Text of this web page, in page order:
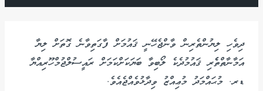
ދިވެހި ލިޔުންތެރިން ވާންޖެހޭނީ ޤައުމަށް ފާގަތިވާނެ ގޮތަށް ލިޔާ
އަމާނާތްތެެރި ޤައުމުދެކެ ލޯބިވާ ބަޔަކަށްކަމަށް ރައީސުލްޖުމްހޫރިއްޔާ
ޑރ. މުޙައްމަދު މުޢިއްޒު ވިދާޅުވެއްޖެއެވެ.